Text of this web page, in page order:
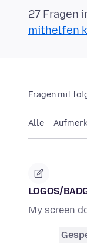
27 Fragen
mithelfen
Fragen mit
Alle
LOGOS/
My screen